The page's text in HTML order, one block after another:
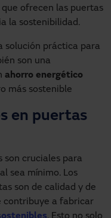
ofrecen las puertas
la sostenibilidad.
solución práctica para
son una
ahorro energético
más sostenible
en puertas
son cruciales para
sea mínimo. Los
son de calidad y de
contribuye a fabricar
. Esto no solo